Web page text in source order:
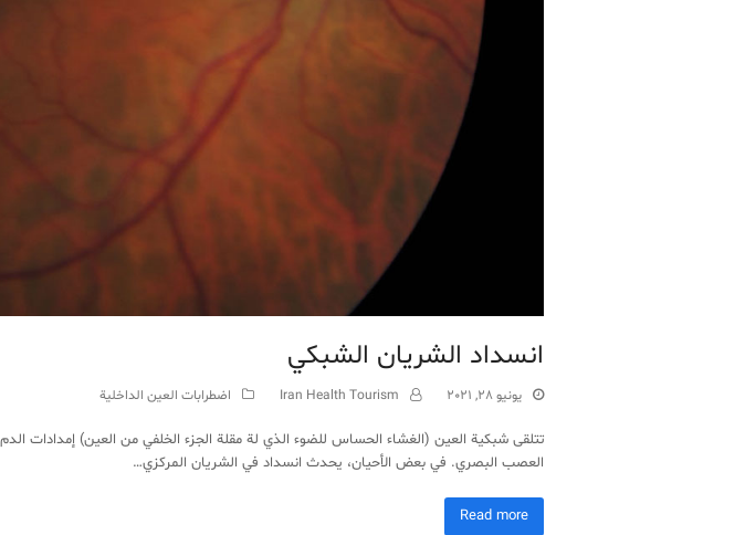
انسداد الشريان الشبكي
يونيو 28, 2021 Iran Health Tourism اضطرابات العين الداخلية
تتلقى شبكية العين (الغشاء الحساس للضوء الذي لة مقلة الجزء الخلفي من العين) إمدادات
العصب البصري. في بعض الأحيان، يحدث انسداد في الشريان المركزي…
Read more